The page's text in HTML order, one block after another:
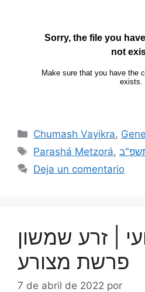
Chumash Vayikra,
Parashá Metzorá,
Deja un comentario
| זרע שמשון
פרשת מצורע
7 de abril de 2022 por